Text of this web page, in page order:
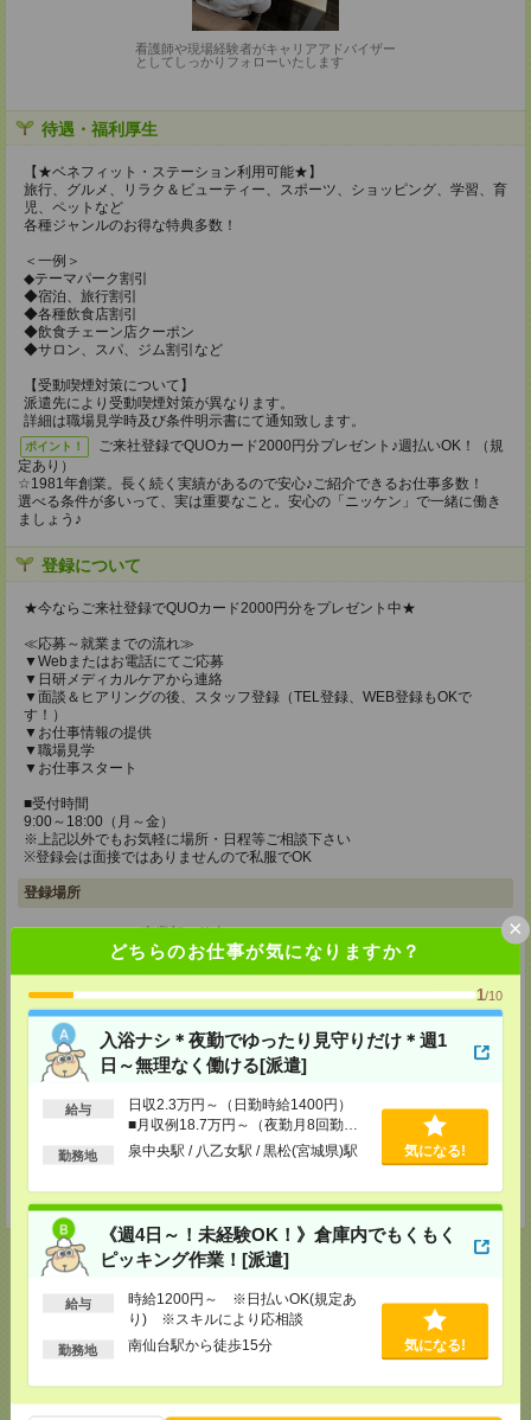
どちらのお仕事が気になりますか？
1/10
入浴ナシ＊夜勤でゆったり見守りだけ＊週1
日～無理なく働ける[派遣]
給与
日収2.3万円～（日勤時給1400円）
■月収例18.7万円～（夜勤月8回勤務
の場合）
勤務地 泉中央駅 / 八乙女駅 / 黒松(宮城県)駅 気になる!
《週4日～！未経験OK！》倉庫内でもくもく
ピッキング作業！[派遣]
給与
時給1200円～ ※日払いOK(規定あ
り) ※スキルにより応相談
勤務地 南仙台駅から徒歩15分 気になる!
×
看護師や現場経験者がキャリアアドバイザー
としてしっかりフォローいたします
待遇・福利厚生
【★ベネフィット・ステーション利用可能★】
旅行、グルメ、リラク＆ビューティー、スポーツ、ショッピング、学習、育
児、ペットなど
各種ジャンルのお得な特典多数！
＜一例＞
◆テーマパーク割引
◆宿泊、旅行割引
◆各種飲食店割引
◆飲食チェーン店クーポン
◆サロン、スパ、ジム割引など
【受動喫煙対策について】
派遣先により受動喫煙対策が異なります。
詳細は職場見学時及び条件明示書にて通知致します。
ポイント！
ご来社登録でQUOカード2000円分プレゼント♪週払いOK！（規
定あり）
☆1981年創業。長く続く実績があるので安心♪ご紹介できるお仕事多数！
選べる条件が多いって、実は重要なこと。安心の「ニッケン」で一緒に働き
ましょう♪
登録について
★今ならご来社登録でQUOカード2000円分をプレゼント中★
≪応募～就業までの流れ≫
▼Webまたはお電話にてご応募
▼日研メディカルケアから連絡
▼面談＆ヒアリングの後、スタッフ登録（TEL登録、WEB登録もOKで
す！）
▼お仕事情報の提供
▼職場見学
▼お仕事スタート
■受付時間
9:00～18:00（月～金）
※上記以外でもお気軽に場所・日程等ご相談下さい
※登録会は面接ではありませんので私服でOK
登録場所
宮城県仙台市青葉区本町1-2-20 KDX仙台ビル4F
TEL：0120-802-179
MAIL：tenshoku@nikken-ts.jp
担当：採用担当
メディカルケア事業部 郡山オフィス
福島県郡山市西ノ内二丁目12番8号 古川ビル
MAIL：tenshoku@nikken-ts.jp
登録交通費
★今ならご来社登録でQUOカード2000円分をプレゼント中★
応募ページへ
気になる！ 電話応募